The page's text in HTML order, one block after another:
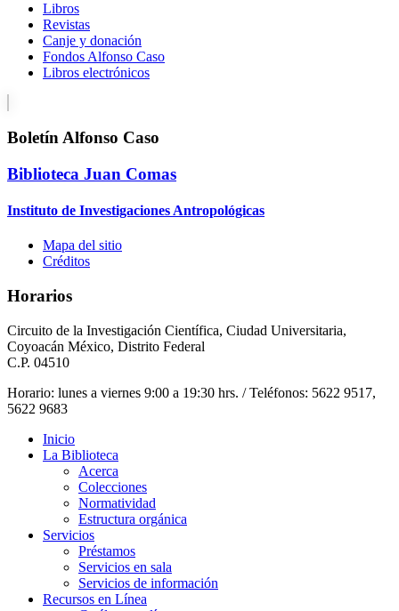
Libros
Revistas
Canje y donación
Fondos Alfonso Caso
Libros electrónicos
Boletín Alfonso Caso
Biblioteca Juan Comas
Instituto de Investigaciones Antropológicas
Mapa del sitio
Créditos
Horarios
Circuito de la Investigación Científica, Ciudad Universitaria,
Coyoacán México, Distrito Federal
C.P. 04510
Horario: lunes a viernes 9:00 a 19:30 hrs. / Teléfonos: 5622 9517,
5622 9683
Inicio
La Biblioteca
Acerca
Colecciones
Normatividad
Estructura orgánica
Servicios
Préstamos
Servicios en sala
Servicios de información
Recursos en Línea